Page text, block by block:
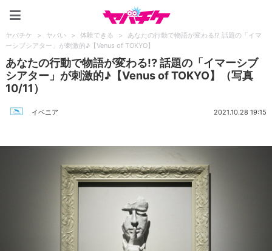
ヤバチケ > ヤバい > 体験できる >
あなたの行動で物語が変わる!? 話題の「イマ
ーシブシアター」が刺激的♪【Venus of TOKYO】
あなたの行動で物語が変わる!? 話題の「イマーシブ
シアター」が刺激的♪【Venus of TOKYO】（写真
10/11）
イベニア 2021.10.28 19:15